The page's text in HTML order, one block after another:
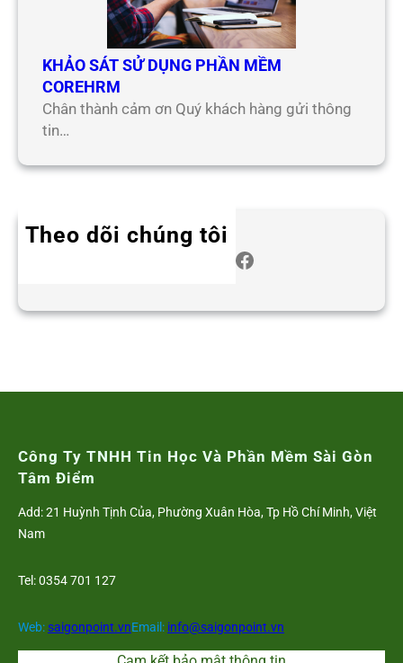
KHẢO SÁT SỬ DỤNG PHẦN MỀM
COREHRM
Chân thành cảm ơn Quý khách hàng gửi thông
tin…
Theo dõi chúng tôi
Facebook
Công Ty TNHH Tin Học Và Phần Mềm Sài Gòn
Tâm Điểm
Add: 21 Huỳnh Tịnh Của, Phường Xuân Hòa, Tp Hồ Chí Minh, Việt
Nam
Tel: 0354 701 127
Web:saigonpoint.vnEmail: info@saigonpoint.vn